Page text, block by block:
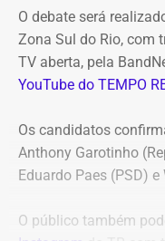
Montebello Willeman,
irregularidades no
eletrônica SRP nº
comprometem a
a Secretaria Municipal
vencedora.
ausência de estudo
O debate será
Zona Sul do Rio, com
TV aberta, pela
YouTube do TEMPO
Os candidatos
Anthony Garotinho
Eduardo Paes (PSD)
O público também